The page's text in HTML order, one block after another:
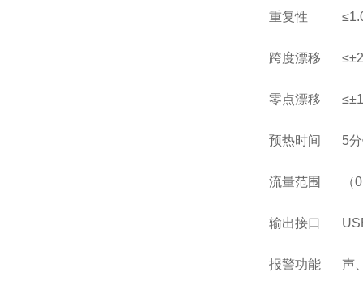
重复性
跨度漂移
零点漂移
预热时间 5
流量范围 （
输出接口
报警功能 声